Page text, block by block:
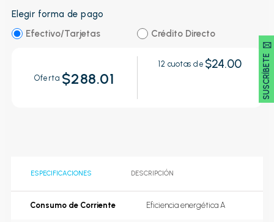
SUSCRÍBETE 🖂
Elegir forma de pago
Efectivo/Tarjetas
Crédito Directo
Oferta $288.01
12 cuotas de $24.00
ESPECIFICACIONES DESCRIPCIÓN
Consumo de Corriente Eficiencia energética A